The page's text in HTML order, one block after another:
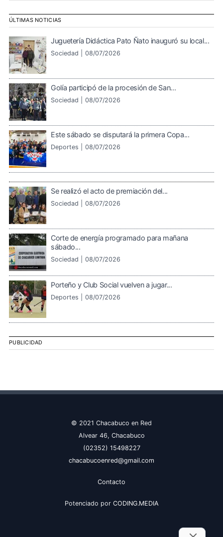
ÚLTIMAS NOTICIAS
Juguetería Didáctica Pato Ñato inauguró su local...
Sociedad | 08/07/2026
Golía participó de la procesión de San...
Sociedad | 08/07/2026
Este sábado se disputará la primera Copa...
Deportes | 08/07/2026
Se realizó el acto de premiación del...
Sociedad | 08/07/2026
Corte de energía programado para mañana
sábado...
Sociedad | 08/07/2026
Porteño y Club Social vuelven a jugar...
Deportes | 08/07/2026
PUBLICIDAD
© 2021 Chacabuco en Red
Alvear 46, Chacabuco
(02352) 15498227
chacabucoenred@gmail.com
Contacto
Potenciado por CODING.MEDIA